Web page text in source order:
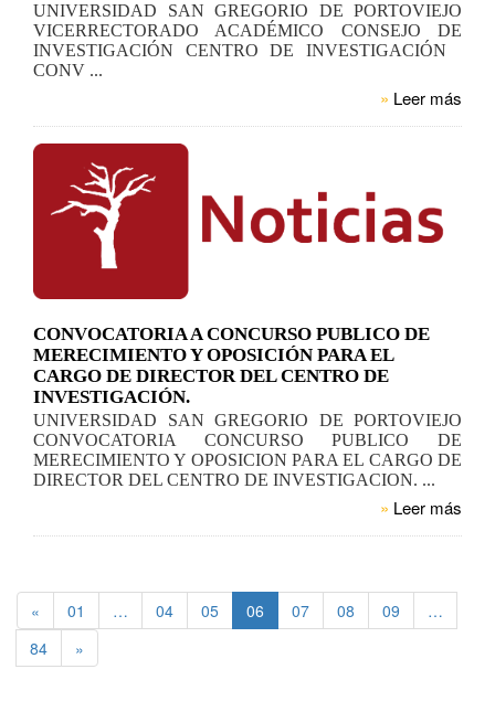
UNIVERSIDAD SAN GREGORIO DE PORTOVIEJO
VICERRECTORADO ACADÉMICO CONSEJO DE
INVESTIGACIÓN CENTRO DE INVESTIGACIÓN
CONV ...
» Leer más
CONVOCATORIA A CONCURSO PUBLICO DE
MERECIMIENTO Y OPOSICIÓN PARA EL
CARGO DE DIRECTOR DEL CENTRO DE
INVESTIGACIÓN.
UNIVERSIDAD SAN GREGORIO DE PORTOVIEJO
CONVOCATORIA CONCURSO PUBLICO DE
MERECIMIENTO Y OPOSICION PARA EL CARGO DE
DIRECTOR DEL CENTRO DE INVESTIGACION. ...
» Leer más
« 01 … 04 05 06 07 08 09
…
84
»